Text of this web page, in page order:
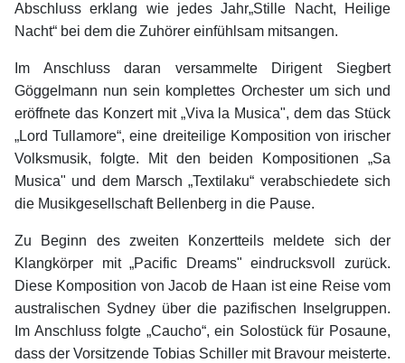
Abschluss erklang wie jedes Jahr„Stille Nacht, Heilige
Nacht“ bei dem die Zuhörer einfühlsam mitsangen.
Im Anschluss daran versammelte Dirigent Siegbert
Göggelmann nun sein komplettes Orchester um sich und
eröffnete das Konzert mit „Viva la Musica", dem das Stück
„Lord Tullamore“, eine dreiteilige Komposition von irischer
Volksmusik, folgte. Mit den beiden Kompositionen „Sa
Musica" und dem Marsch „Textilaku“ verabschiedete sich
die Musikgesellschaft Bellenberg in die Pause.
Zu Beginn des zweiten Konzertteils meldete sich der
Klangkörper mit „Pacific Dreams" eindrucksvoll zurück.
Diese Komposition von Jacob de Haan ist eine Reise vom
australischen Sydney über die pazifischen Inselgruppen.
Im Anschluss folgte „Caucho“, ein Solostück für Posaune,
dass der Vorsitzende Tobias Schiller mit Bravour meisterte.